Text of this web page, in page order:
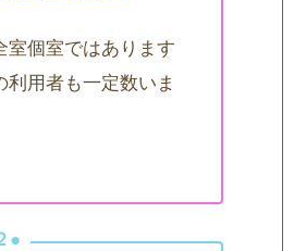
室個室ではあります
利用者も一定数いま